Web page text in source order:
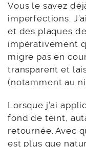
Vous le savez
imperfections.
et des plaques
impérativement
migre pas en
transparent et
(notamment au
Lorsque j’ai
fond de teint,
retournée. Avec
est plus que